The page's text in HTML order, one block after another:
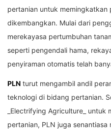
pertanian untuk memingkatkan
dikembangkan. Mulai dari
merekayasa pertumbuhan
seperti pengendali hama,
penyiraman otomatis telah
PLN turut mengambil andil
teknologi di bidang pertanian.
_Electrifying Agriculture_
pertanian, PLN juga